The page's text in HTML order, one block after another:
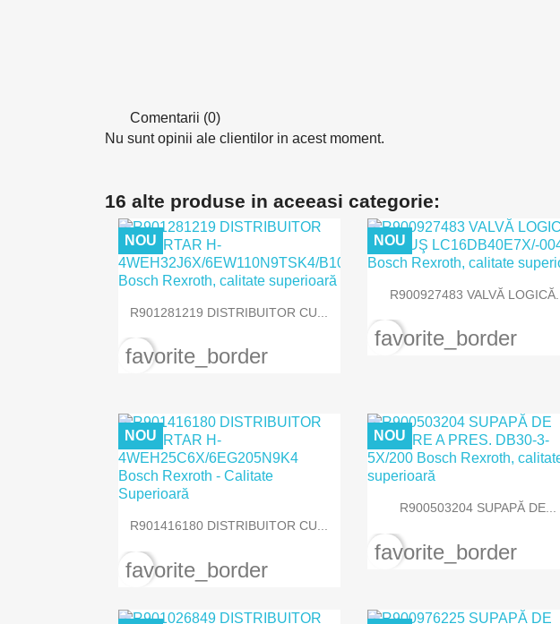
Comentarii (0)
Nu sunt opinii ale clientilor in acest moment.
16 alte produse in aceeasi categorie:
 Vizualizare rapida
R901281219 DISTRIBUITOR CU...
NOU
favorite_border
 Vizualizare rapida
R900927483 VALVĂ LOGICĂ...
NOU
favorite_border
 Vizualizare rapida
R901416180 DISTRIBUITOR CU...
NOU
favorite_border
 Vizualizare rapida
R900503204 SUPAPĂ DE...
NOU
favorite_border